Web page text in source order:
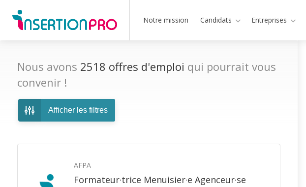
Notre mission Candidats Entreprises
Nous avons 2518 offres d'emploi qui pourrait vous
convenir !
Afficher les filtres
AFPA
Formateur·trice Menuisier·e Agenceur·se